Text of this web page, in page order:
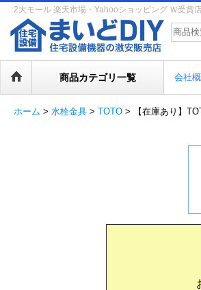
2大モール 楽天市場・Yahooショッピング Ｗ受賞店
商品カテゴリ一覧 会社
ホーム > 水栓金具 > TOTO > 【在庫あり】